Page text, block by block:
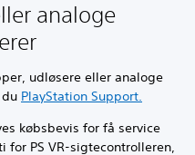
analoge
udløsere eller analoge
PlayStation Support.
købsbevis for få service
PS VR-sigtecontrolleren,